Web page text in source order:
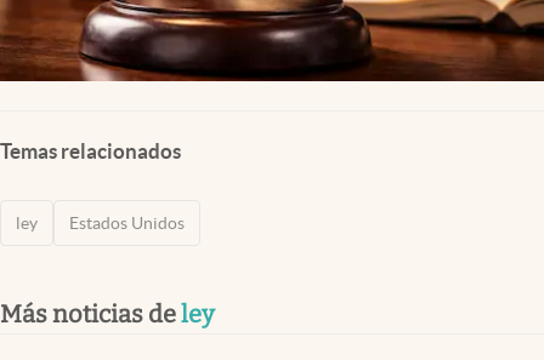
Temas relacionados
ley Estados Unidos
Más noticias deley